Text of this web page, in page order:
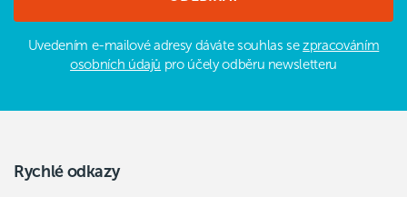
Uvedením e-mailové adresy dáváte souhlas sezpracováním
osobních údajů pro účely odběru newsletteru
Rychlé odkazy